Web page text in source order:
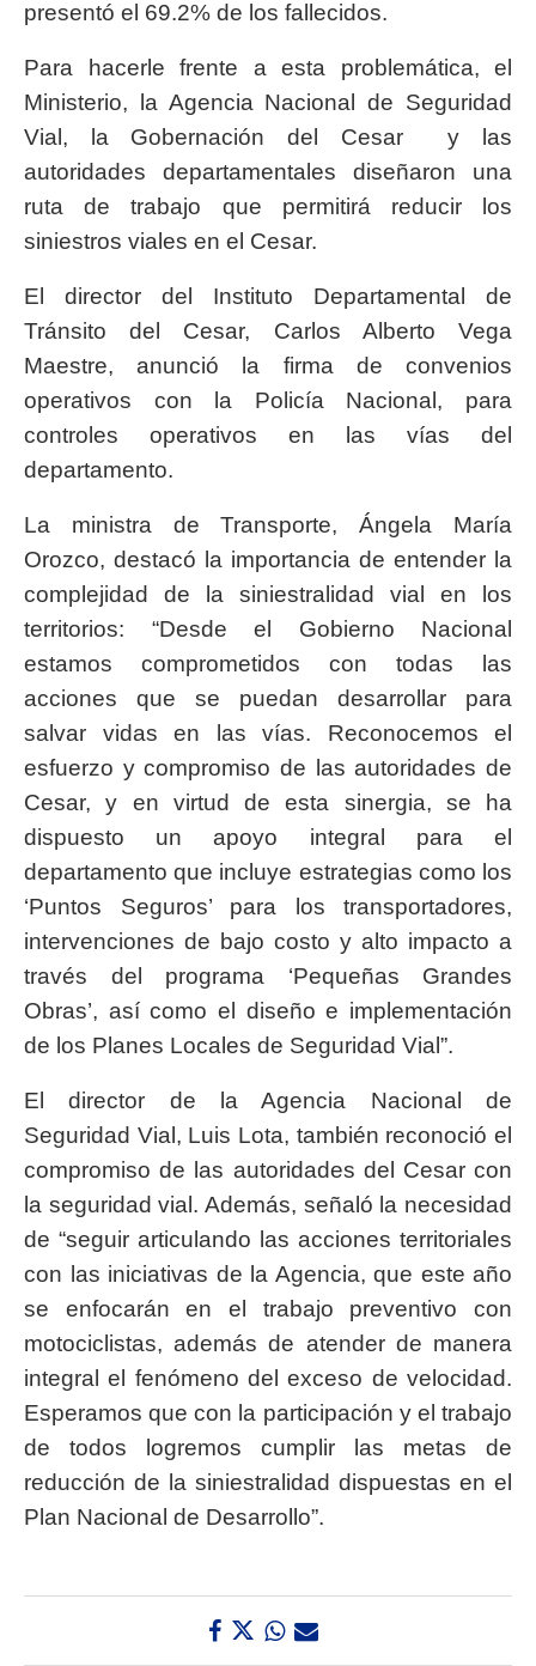
presentó el 69.2% de los fallecidos.
Para hacerle frente a esta problemática, el
Ministerio, la Agencia Nacional de Seguridad
Vial, la Gobernación del Cesar y las
autoridades departamentales diseñaron una
ruta de trabajo que permitirá reducir los
siniestros viales en el Cesar.
El director del Instituto Departamental de
Tránsito del Cesar, Carlos Alberto Vega
Maestre, anunció la firma de convenios
operativos con la Policía Nacional, para
controles operativos en las vías del
departamento.
La ministra de Transporte, Ángela María
Orozco, destacó la importancia de entender la
complejidad de la siniestralidad vial en los
territorios: “Desde el Gobierno Nacional
estamos comprometidos con todas las
acciones que se puedan desarrollar para
salvar vidas en las vías. Reconocemos el
esfuerzo y compromiso de las autoridades de
Cesar, y en virtud de esta sinergia, se ha
dispuesto un apoyo integral para el
departamento que incluye estrategias como los
‘Puntos Seguros’ para los transportadores,
intervenciones de bajo costo y alto impacto a
través del programa ‘Pequeñas Grandes
Obras’, así como el diseño e implementación
de los Planes Locales de Seguridad Vial”.
El director de la Agencia Nacional de
Seguridad Vial, Luis Lota, también reconoció el
compromiso de las autoridades del Cesar con
la seguridad vial. Además, señaló la necesidad
de “seguir articulando las acciones territoriales
con las iniciativas de la Agencia, que este año
se enfocarán en el trabajo preventivo con
motociclistas, además de atender de manera
integral el fenómeno del exceso de velocidad.
Esperamos que con la participación y el trabajo
de todos logremos cumplir las metas de
reducción de la siniestralidad dispuestas en el
Plan Nacional de Desarrollo”.